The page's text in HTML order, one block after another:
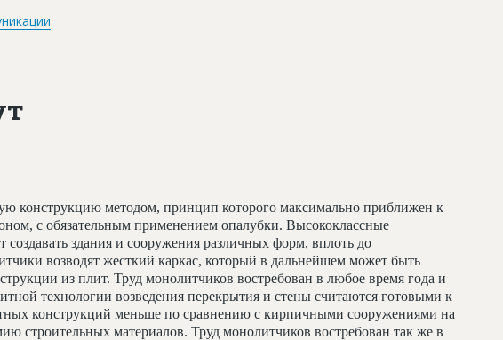
конструкцию методом, принцип которого максимально приближен к
с обязательным применением опалубки. Высококлассные
создавать здания и сооружения различных форм, вплоть до
возводят жесткий каркас, который в дальнейшем может быть
из плит. Труд монолитчиков востребован в любое время года и
технологии возведения перекрытия и стены считаются готовыми к
конструкций меньше по сравнению с кирпичными сооружениями на
строительных материалов. Труд монолитчиков востребован так же в